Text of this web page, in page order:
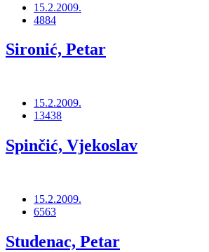
15.2.2009.
4884
Sironić, Petar
15.2.2009.
13438
Spinčić, Vjekoslav
15.2.2009.
6563
Studenac, Petar